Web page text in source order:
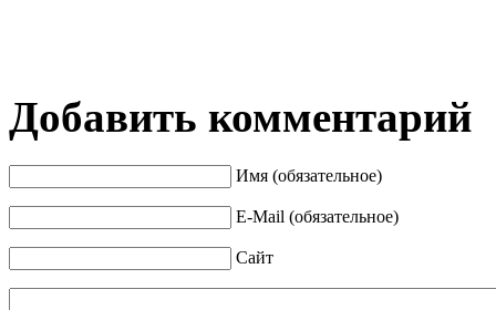
Добавить комментарий
Имя (обязательное)
E-Mail (обязательное)
Сайт